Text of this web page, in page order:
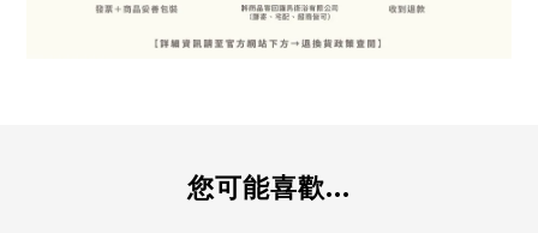
您可能喜歡...